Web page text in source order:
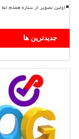
اولین تصویر از ستاره همدم ابط
جدیدترین ها